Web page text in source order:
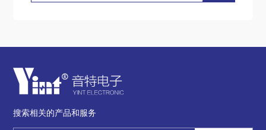
搜索相关的产品和服务